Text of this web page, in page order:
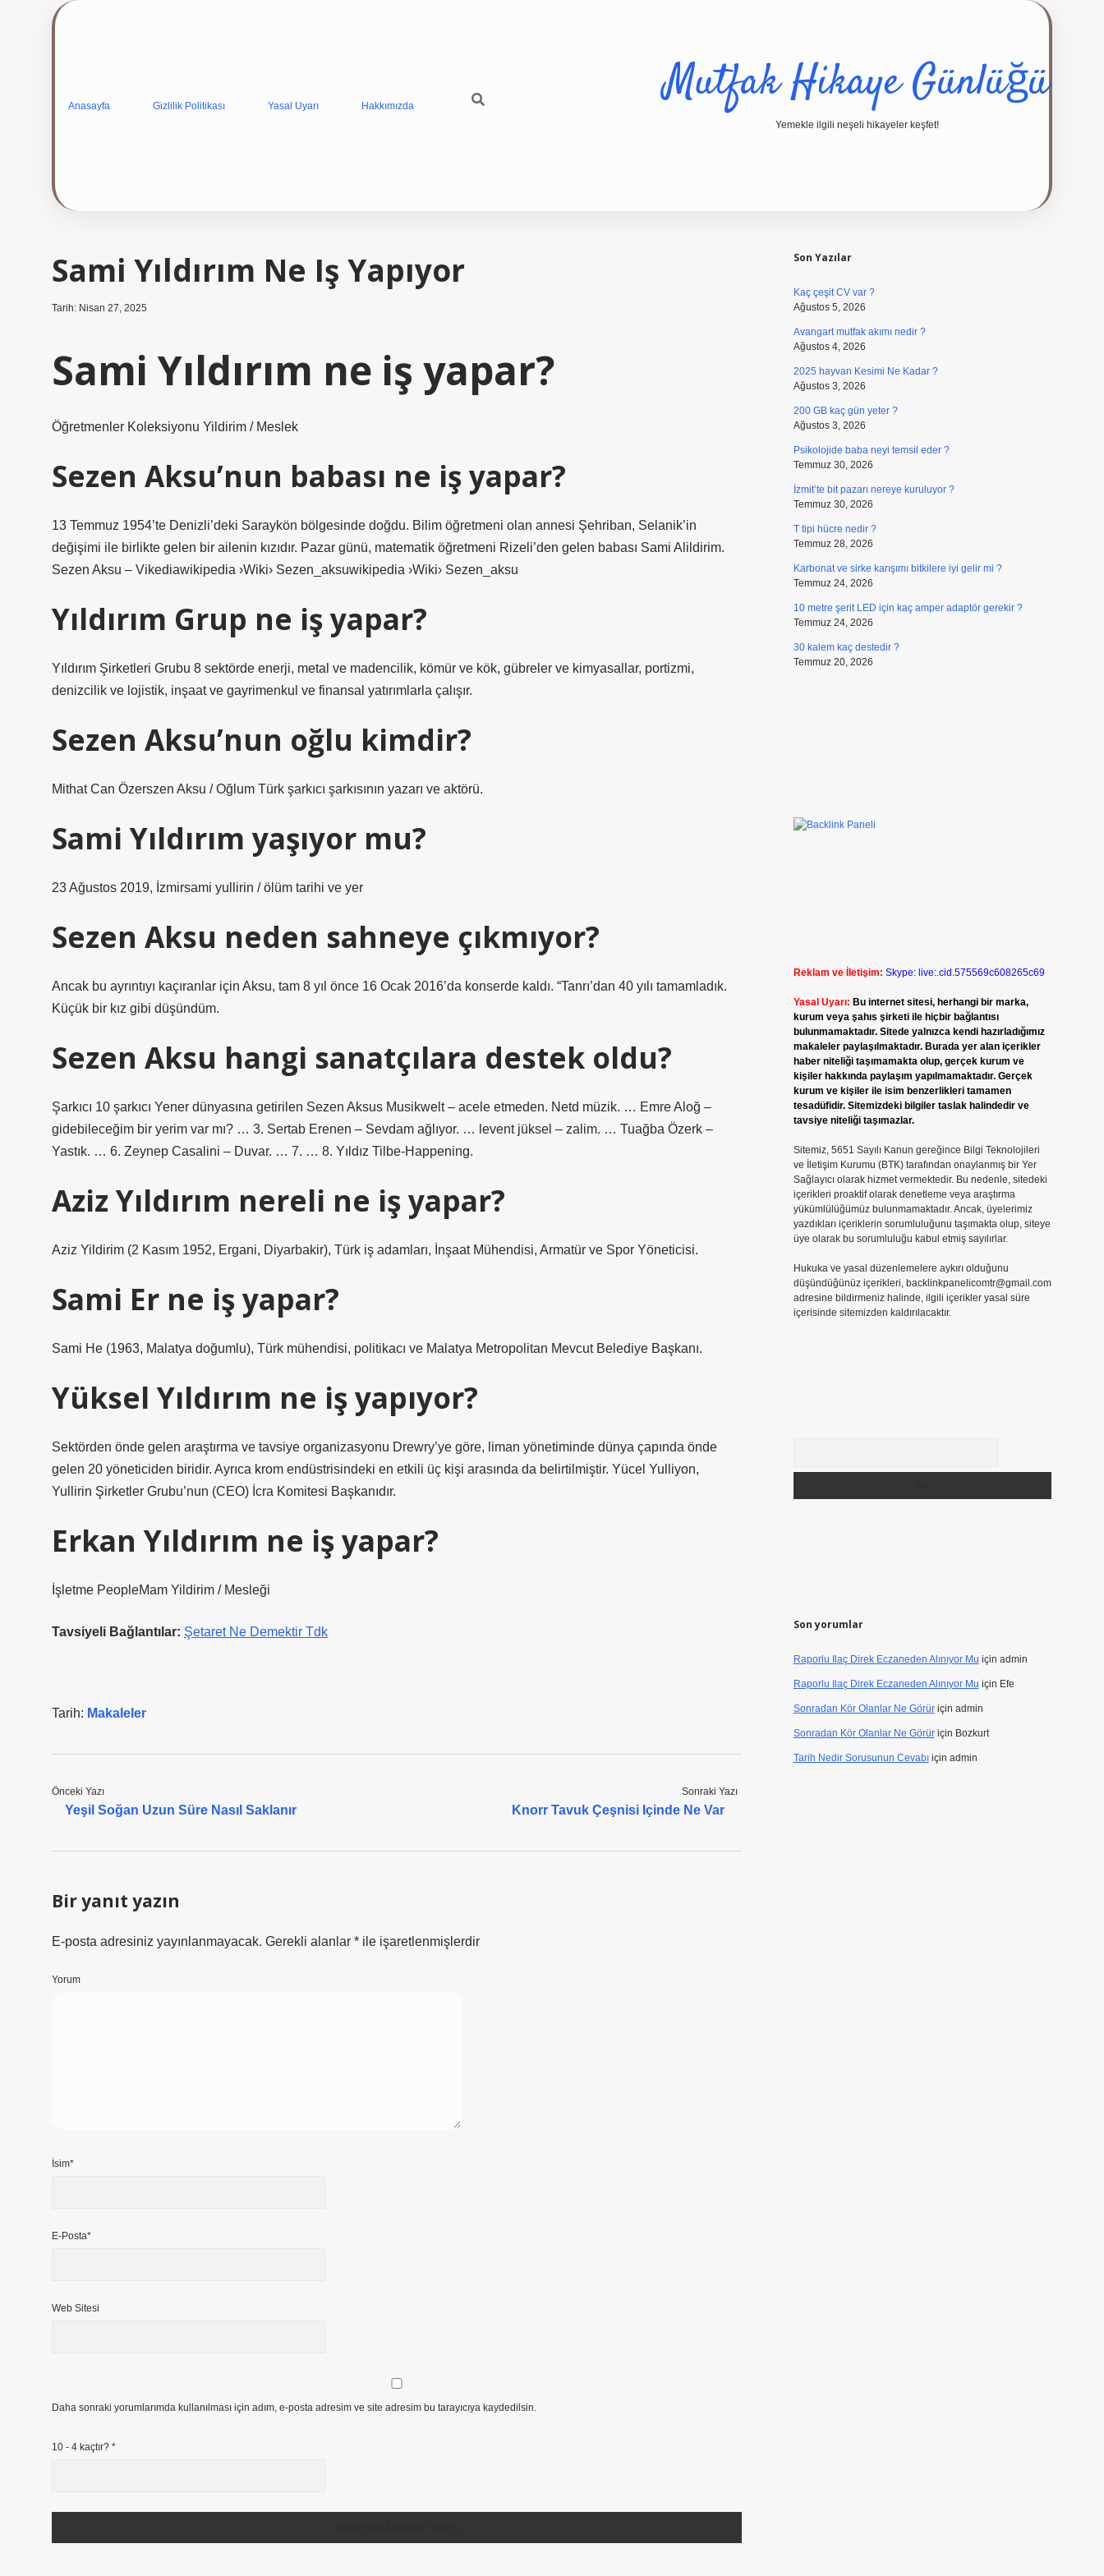
Anasayfa Gizlilik Politikası Yasal Uyarı Hakkımızda Mutfak Hikaye Günlüğü
Yemekle ilgili neşeli hikayeler keşfet!
Sami Yıldırım Ne Iş Yapıyor
Tarih: Nisan 27, 2025
Sami Yıldırım ne iş yapar?
Öğretmenler Koleksiyonu Yildirim / Meslek
Sezen Aksu’nun babası ne iş yapar?
13 Temmuz 1954’te Denizli’deki Saraykön bölgesinde doğdu. Bilim öğretmeni olan annesi Şehriban, Selanik’in
değişimi ile birlikte gelen bir ailenin kızıdır. Pazar günü, matematik öğretmeni Rizeli’den gelen babası Sami Alildirim.
Sezen Aksu – Vikediawikipedia ›Wiki› Sezen_aksuwikipedia ›Wiki› Sezen_aksu
Yıldırım Grup ne iş yapar?
Yıldırım Şirketleri Grubu 8 sektörde enerji, metal ve madencilik, kömür ve kök, gübreler ve kimyasallar, portizmi,
denizcilik ve lojistik, inşaat ve gayrimenkul ve finansal yatırımlarla çalışır.
Sezen Aksu’nun oğlu kimdir?
Mithat Can Özerszen Aksu / Oğlum Türk şarkıcı şarkısının yazarı ve aktörü.
Sami Yıldırım yaşıyor mu?
23 Ağustos 2019, İzmirsami yullirin / ölüm tarihi ve yer
Sezen Aksu neden sahneye çıkmıyor?
Ancak bu ayrıntıyı kaçıranlar için Aksu, tam 8 yıl önce 16 Ocak 2016’da konserde kaldı. “Tanrı’dan 40 yılı tamamladık.
Küçük bir kız gibi düşündüm.
Sezen Aksu hangi sanatçılara destek oldu?
Şarkıcı 10 şarkıcı Yener dünyasına getirilen Sezen Aksus Musikwelt – acele etmeden. Netd müzik. … Emre Aloğ –
gidebileceğim bir yerim var mı? … 3. Sertab Erenen – Sevdam ağlıyor. … levent jüksel – zalim. … Tuağba Özerk –
Yastık. … 6. Zeynep Casalini – Duvar. … 7. … 8. Yıldız Tilbe-Happening.
Aziz Yıldırım nereli ne iş yapar?
Aziz Yildirim (2 Kasım 1952, Ergani, Diyarbakir), Türk iş adamları, İnşaat Mühendisi, Armatür ve Spor Yöneticisi.
Sami Er ne iş yapar?
Sami He (1963, Malatya doğumlu), Türk mühendisi, politikacı ve Malatya Metropolitan Mevcut Belediye Başkanı.
Yüksel Yıldırım ne iş yapıyor?
Sektörden önde gelen araştırma ve tavsiye organizasyonu Drewry’ye göre, liman yönetiminde dünya çapında önde
gelen 20 yöneticiden biridir. Ayrıca krom endüstrisindeki en etkili üç kişi arasında da belirtilmiştir. Yücel Yulliyon,
Yullirin Şirketler Grubu’nun (CEO) İcra Komitesi Başkanıdır.
Erkan Yıldırım ne iş yapar?
İşletme PeopleMam Yildirim / Mesleği
Tavsiyeli Bağlantılar: Şetaret Ne Demektir Tdk
Tarih: Makaleler
Önceki Yazı
Yeşil Soğan Uzun Süre Nasıl Saklanır
Sonraki Yazı
Knorr Tavuk Çeşnisi Içinde Ne Var
Bir yanıt yazın
E-posta adresiniz yayınlanmayacak. Gerekli alanlar * ile işaretlenmişlerdir
Yorum
İsim*
E-Posta*
Web Sitesi
Daha sonraki yorumlarımda kullanılması için adım, e-posta adresim ve site adresim bu tarayıcıya kaydedilsin.
10 - 4 kaçtır? *
Son Yazılar
Kaç çeşit CV var ?
Ağustos 5, 2026
Avangart mutfak akımı nedir ?
Ağustos 4, 2026
2025 hayvan Kesimi Ne Kadar ?
Ağustos 3, 2026
200 GB kaç gün yeter ?
Ağustos 3, 2026
Psikolojide baba neyi temsil eder ?
Temmuz 30, 2026
İzmit’te bit pazarı nereye kuruluyor ?
Temmuz 30, 2026
T tipi hücre nedir ?
Temmuz 28, 2026
Karbonat ve sirke karışımı bitkilere iyi gelir mi ?
Temmuz 24, 2026
10 metre şerit LED için kaç amper adaptör gerekir ?
Temmuz 24, 2026
30 kalem kaç destedir ?
Temmuz 20, 2026
Reklam ve İletişim: Skype: live:.cid.575569c608265c69
Yasal Uyarı: Bu internet sitesi, herhangi bir marka,
kurum veya şahıs şirketi ile hiçbir bağlantısı
bulunmamaktadır. Sitede yalnızca kendi hazırladığımız
makaleler paylaşılmaktadır. Burada yer alan içerikler
haber niteliği taşımamakta olup, gerçek kurum ve
kişiler hakkında paylaşım yapılmamaktadır. Gerçek
kurum ve kişiler ile isim benzerlikleri tamamen
tesadüfidir. Sitemizdeki bilgiler taslak halindedir ve
tavsiye niteliği taşımazlar.
Sitemiz, 5651 Sayılı Kanun gereğince Bilgi Teknolojileri
ve İletişim Kurumu (BTK) tarafından onaylanmış bir Yer
Sağlayıcı olarak hizmet vermektedir. Bu nedenle, sitedeki
içerikleri proaktif olarak denetleme veya araştırma
yükümlülüğümüz bulunmamaktadır. Ancak, üyelerimiz
yazdıkları içeriklerin sorumluluğunu taşımakta olup, siteye
üye olarak bu sorumluluğu kabul etmiş sayılırlar.
Hukuka ve yasal düzenlemelere aykırı olduğunu
düşündüğünüz içerikleri, backlinkpanelicomtr@gmail.com
adresine bildirmeniz halinde, ilgili içerikler yasal süre
içerisinde sitemizden kaldırılacaktır.
Son yorumlar
Raporlu Ilaç Direk Eczaneden Alınıyor Mu için admin
Raporlu Ilaç Direk Eczaneden Alınıyor Mu için Efe
Sonradan Kör Olanlar Ne Görüriçin admin
Sonradan Kör Olanlar Ne Görüriçin Bozkurt
Tarih Nedir Sorusunun Cevabıiçin admin